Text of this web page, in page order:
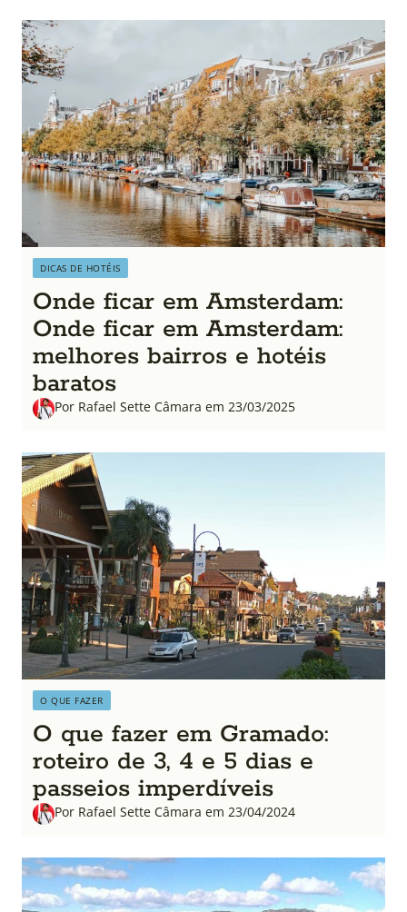
DICAS DE HOTÉIS
Onde ficar em Amsterdam:
Onde ficar em Amsterdam:
melhores bairros e hotéis
baratos
Por Rafael Sette Câmara em 23/03/2025
O QUE FAZER
O que fazer em Gramado:
roteiro de 3, 4 e 5 dias e
passeios imperdíveis
Por Rafael Sette Câmara em 23/04/2024